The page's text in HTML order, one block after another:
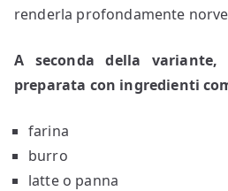
renderla profondamente
A seconda della
preparata con ingredienti
farina
burro
latte o panna